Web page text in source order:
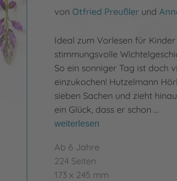
von Otfried Preußlerund
Ideal zum Vorlesen für
stimmungsvolle
So ein sonniger Tag ist doch
einzukochen! Hutzelmann
sieben Sachen und zieht
ein Glück, dass er schon …
weiterlesen
Ab 6 Jahre
224 Seiten
173 x 245 mm